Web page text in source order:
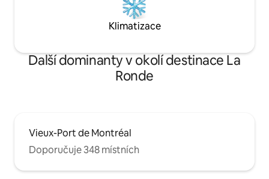
Klimatizace
Další dominanty v okolí destinace La
Ronde
Vieux-Port de Montréal
Doporučuje 348 místních